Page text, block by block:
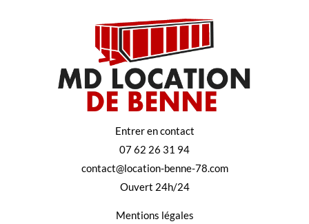
Entrer en contact
07 62 26 31 94
contact@location-benne-78.com
Ouvert 24h/24
Mentions légales